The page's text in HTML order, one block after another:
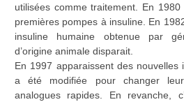
utilisées comme traitement. En
premières pompes à insuline. En
insuline humaine obtenue par
d’origine animale disparait.
En 1997 apparaissent des nouvelles
a été modifiée pour changer
analogues rapides. En revanche,